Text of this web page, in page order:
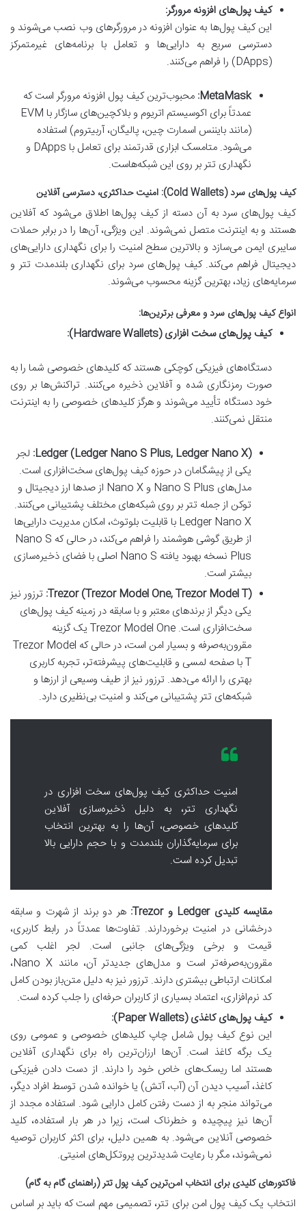
کیف پول‌های افزونه مرورگر:
این کیف پول‌ها به عنوان افزونه در مرورگرهای وب نصب می‌شوند و
دسترسی سریع به دارایی‌ها و تعامل با برنامه‌های غیرمتمرکز
(DApps) را فراهم می‌کنند.
MetaMask: محبوب‌ترین کیف پول افزونه مرورگر است که
عمدتاً برای اکوسیستم اتریوم و بلاکچین‌های سازگار با EVM
(مانند بایننس اسمارت چین، پالیگان، آربیتروم) استفاده
می‌شود. متامسک ابزاری قدرتمند برای تعامل با DApps و
نگهداری تتر بر روی این شبکه‌هاست.
کیف پول‌های سرد (Cold Wallets): امنیت حداکثری، دسترسی آفلاین
کیف پول‌های سرد به آن دسته از کیف پول‌ها اطلاق می‌شود که آفلاین
هستند و به اینترنت متصل نمی‌شوند. این ویژگی، آن‌ها را در برابر حملات
سایبری ایمن می‌سازد و بالاترین سطح امنیت را برای نگهداری دارایی‌های
دیجیتال فراهم می‌کند. کیف پول‌های سرد برای نگهداری بلندمدت تتر و
سرمایه‌های زیاد، بهترین گزینه محسوب می‌شوند.
انواع کیف پول‌های سرد و معرفی برترین‌ها:
کیف پول‌های سخت افزاری (Hardware Wallets):
دستگاه‌های فیزیکی کوچکی هستند که کلیدهای خصوصی شما را به
صورت رمزنگاری شده و آفلاین ذخیره می‌کنند. تراکنش‌ها بر روی
خود دستگاه تأیید می‌شوند و هرگز کلیدهای خصوصی را به اینترنت
منتقل نمی‌کنند.
Ledger (Ledger Nano S Plus, Ledger Nano X): لجر
یکی از پیشگامان در حوزه کیف پول‌های سخت‌افزاری است.
مدل‌های Nano S Plus و Nano X از صدها ارز دیجیتال و
توکن از جمله تتر بر روی شبکه‌های مختلف پشتیبانی می‌کنند.
Ledger Nano X با قابلیت بلوتوث، امکان مدیریت دارایی‌ها
از طریق گوشی هوشمند را فراهم می‌کند، در حالی که Nano S
Plus نسخه بهبود یافته Nano S اصلی با فضای ذخیره‌سازی
بیشتر است.
Trezor (Trezor Model One, Trezor Model T): ترزور نیز
یکی دیگر از برندهای معتبر و با سابقه در زمینه کیف پول‌های
سخت‌افزاری است. Trezor Model One یک گزینه
مقرون‌به‌صرفه و بسیار امن است، در حالی که Trezor Model
T با صفحه لمسی و قابلیت‌های پیشرفته‌تر، تجربه کاربری
بهتری را ارائه می‌دهد. ترزور نیز از طیف وسیعی از ارزها و
شبکه‌های تتر پشتیبانی می‌کند و امنیت بی‌نظیری دارد.
امنیت حداکثری کیف پول‌های سخت افزاری در
نگهداری تتر، به دلیل ذخیره‌سازی آفلاین
کلیدهای خصوصی، آن‌ها را به بهترین انتخاب
برای سرمایه‌گذاران بلندمدت و با حجم دارایی بالا
تبدیل کرده است.
مقایسه کلیدی Ledger و Trezor:
هر دو برند از شهرت و سابقه
درخشانی در امنیت برخوردارند. تفاوت‌ها عمدتاً در رابط کاربری،
قیمت و برخی ویژگی‌های جانبی است. لجر اغلب کمی
مقرون‌به‌صرفه‌تر است و مدل‌های جدیدتر آن، مانند Nano X،
امکانات ارتباطی بیشتری دارند. ترزور نیز به دلیل متن‌باز بودن کامل
کد نرم‌افزاری، اعتماد بسیاری از کاربران حرفه‌ای را جلب کرده است.
کیف پول‌های کاغذی (Paper Wallets):
این نوع کیف پول شامل چاپ کلیدهای خصوصی و عمومی روی
یک برگه کاغذ است. آن‌ها ارزان‌ترین راه برای نگهداری آفلاین
هستند اما ریسک‌های خاص خود را دارند. از دست دادن فیزیکی
کاغذ، آسیب دیدن آن (آب، آتش) یا خوانده شدن توسط افراد دیگر،
می‌تواند منجر به از دست رفتن کامل دارایی شود. استفاده مجدد از
آن‌ها نیز پیچیده و خطرناک است، زیرا در هر بار استفاده، کلید
خصوصی آنلاین می‌شود. به همین دلیل، برای اکثر کاربران توصیه
نمی‌شوند، مگر با رعایت شدیدترین پروتکل‌های امنیتی.
فاکتورهای کلیدی برای انتخاب امن‌ترین کیف پول تتر (راهنمای گام به گام)
انتخاب یک کیف پول امن برای تتر، تصمیمی مهم است که باید بر اساس